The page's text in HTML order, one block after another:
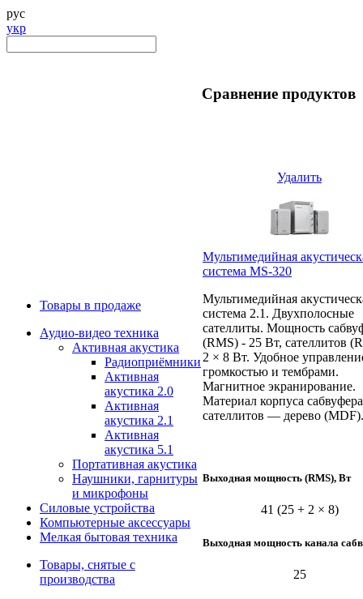
рус
укр
Товары в продаже
Аудио-видео техника
Активная акустика
Радиоприёмники
Активная
акустика 2.0
Активная
акустика 2.1
Активная
акустика 5.1
Портативная акустика
Наушники, гарнитуры
и микрофоны
Силовые устройства
Компьютерные аксессуары
Мелкая бытовая техника
Товары, снятые с
производства
Сравнение продуктов
Удалить
Мультимедийная
система MS-320
Мультимедийная
система 2.1. Двухполосные
сателлиты. Мощность
(RMS) - 25 Вт, сателлитов
2 × 8 Вт. Удобное
громкостью и тембрами.
Магнитное экранирование.
Материал корпуса
сателлитов — дерево (MDF).
Выходная мощность (RMS), Вт
41 (25 + 2 × 8)
Выходная мощность канала
25